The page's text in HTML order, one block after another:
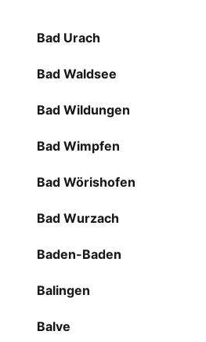
Bad Urach
Bad Waldsee
Bad Wildungen
Bad Wimpfen
Bad Wörishofen
Bad Wurzach
Baden-Baden
Balingen
Balve